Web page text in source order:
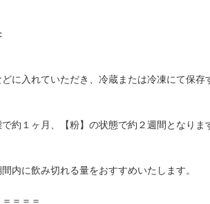
に入れていただき、冷蔵または冷凍にて保存
約１ヶ月、【粉】の状態で約２週間となりま
内に飲み切れる量をおすすめいたします。
＝＝＝